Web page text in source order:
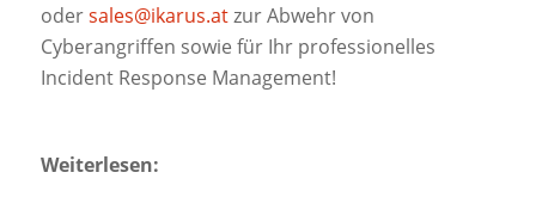
odersales@ikarus.atzur Abwehr von
Cyberangriffen sowie für Ihr professionelles
Incident Response Management!
Weiterlesen: